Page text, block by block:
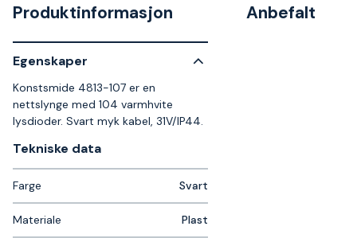
Produktinformasjon
Egenskaper
Konstsmide 4813-107 er en
nettslynge med 104 varmhvite
lysdioder. Svart myk kabel, 31V/IP44.
Tekniske data​
Farge Svart
Materiale Plast
Anbefalt